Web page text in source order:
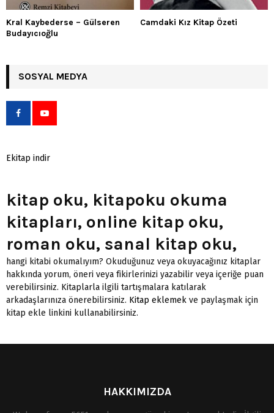
Kral Kaybederse – Gülseren
Budayıcıoğlu
Camdaki Kız Kitap Özeti
SOSYAL MEDYA
Ekitap indir
kitap oku, kitapoku okuma
kitapları, online kitap oku,
roman oku, sanal kitap oku,
hangi kitabi okumalıyım? Okuduğunuz veya okuyacağınız kitaplar
hakkında yorum, öneri veya fikirlerinizi yazabilir veya içeriğe puan
verebilirsiniz. Kitaplarla ilgili tartışmalara katılarak
arkadaşlarınıza önerebilirsiniz. Kitap eklemek ve paylaşmak için
kitap ekle linkini kullanabilirsiniz.
HAKKIMIZDA